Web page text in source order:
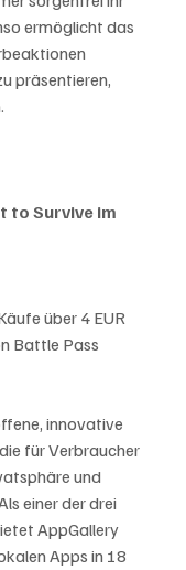
ermöglicht das
präsentieren,
to Survive im
über 4 EUR
Battle Pass
innovative
für Verbraucher
und
einer der drei
AppGallery
Apps in 18